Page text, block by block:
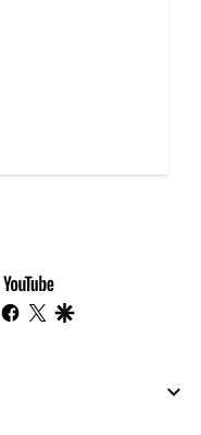
youtube-
footer
instagram
facebook
twitter